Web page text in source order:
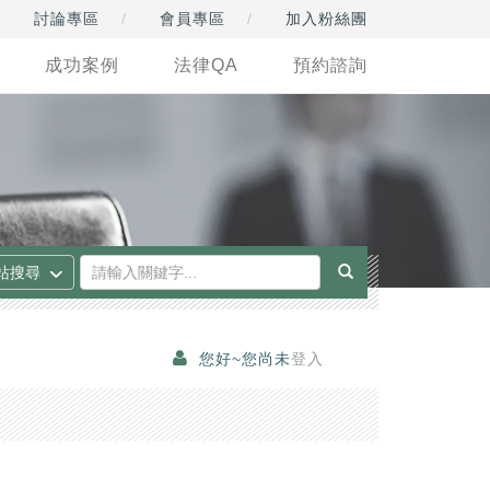
討論專區 會員專區 加入粉絲團
成功案例 法律QA 預約諮詢
您好~您尚未登入